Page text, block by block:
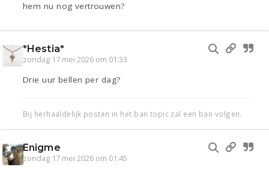
hem nu nog vertrouwen?
*Hestia*
zondag 17 mei 2026 om 01:33
Drie uur bellen per dag?
Bij herhaaldelijk posten in het ban topic zal een ban volgen.
Enigme
zondag 17 mei 2026 om 01:45